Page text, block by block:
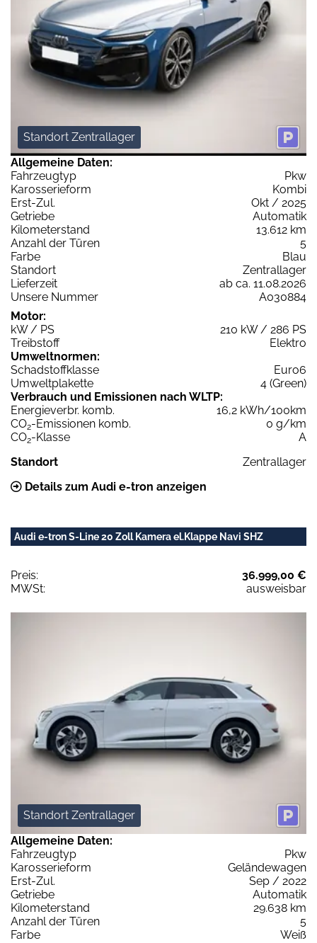
Standort Zentrallager
Allgemeine Daten:
Fahrzeugtyp
Pkw
Karosserieform
Kombi
Erst-Zul.
Okt / 2025
Getriebe
Automatik
Kilometerstand
13.612 km
Anzahl der Türen
5
Farbe
Blau
Standort
Zentrallager
Lieferzeit
ab ca. 11.08.2026
Unsere Nummer
A030884
Motor:
kW / PS
210 kW / 286 PS
Treibstoff
Elektro
Umweltnormen:
Schadstoffklasse
Euro6
Umweltplakette
4 (Green)
Verbrauch und Emissionen nach WLTP:
Energieverbr. komb.
16,2 kWh/100km
CO2-Emissionen komb.
0 g/km
CO2-Klasse
A
Standort
Zentrallager
Details zum Audi e-tron anzeigen
Audi e-tron S-Line 20 Zoll Kamera el.Klappe Navi SHZ
Preis:
36.999,00 €
MWSt:
ausweisbar
Standort Zentrallager
Allgemeine Daten:
Fahrzeugtyp
Pkw
Karosserieform
Geländewagen
Erst-Zul.
Sep / 2022
Getriebe
Automatik
Kilometerstand
29.638 km
Anzahl der Türen
5
Farbe
Weiß